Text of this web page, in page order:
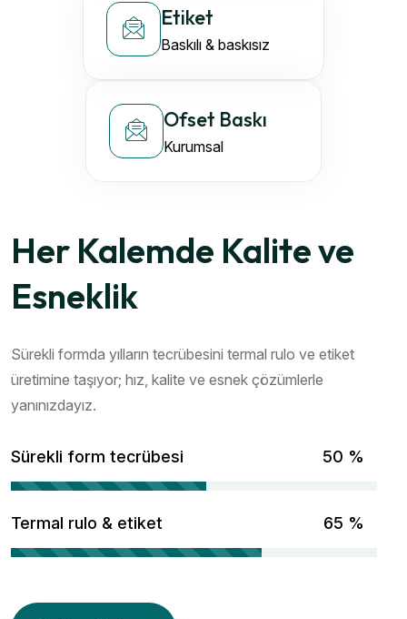
Etiket
Baskılı & baskısız
Ofset Baskı
Kurumsal
Her Kalemde Kalite ve
Esneklik
Sürekli formda yılların tecrübesini termal rulo ve etiket
üretimine taşıyor; hız, kalite ve esnek çözümlerle
yanınızdayız.
Sürekli form tecrübesi 67 %
Termal rulo & etiket 86 %